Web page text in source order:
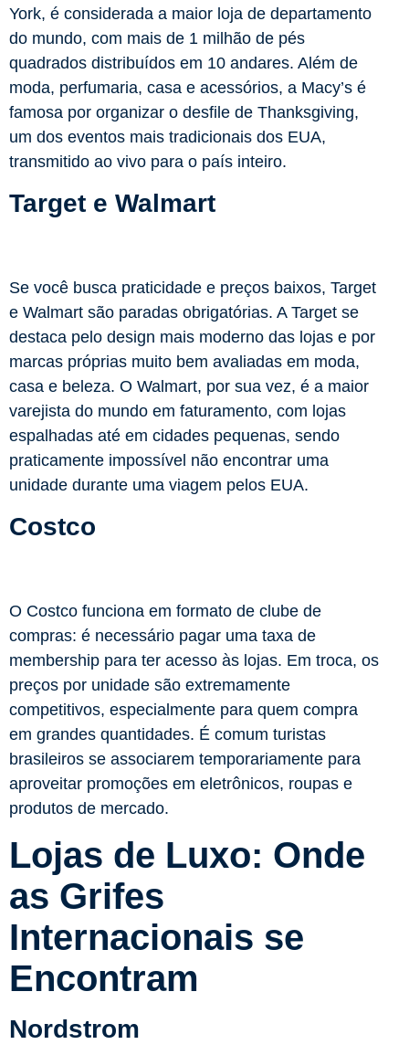
York, é considerada a maior loja de departamento
do mundo, com mais de 1 milhão de pés
quadrados distribuídos em 10 andares. Além de
moda, perfumaria, casa e acessórios, a Macy’s é
famosa por organizar o desfile de Thanksgiving,
um dos eventos mais tradicionais dos EUA,
transmitido ao vivo para o país inteiro.
Target e Walmart
Se você busca praticidade e preços baixos, Target
e Walmart são paradas obrigatórias. A Target se
destaca pelo design mais moderno das lojas e por
marcas próprias muito bem avaliadas em moda,
casa e beleza. O Walmart, por sua vez, é a maior
varejista do mundo em faturamento, com lojas
espalhadas até em cidades pequenas, sendo
praticamente impossível não encontrar uma
unidade durante uma viagem pelos EUA.
Costco
O Costco funciona em formato de clube de
compras: é necessário pagar uma taxa de
membership para ter acesso às lojas. Em troca, os
preços por unidade são extremamente
competitivos, especialmente para quem compra
em grandes quantidades. É comum turistas
brasileiros se associarem temporariamente para
aproveitar promoções em eletrônicos, roupas e
produtos de mercado.
Lojas de Luxo: Onde
as Grifes
Internacionais se
Encontram
Nordstrom